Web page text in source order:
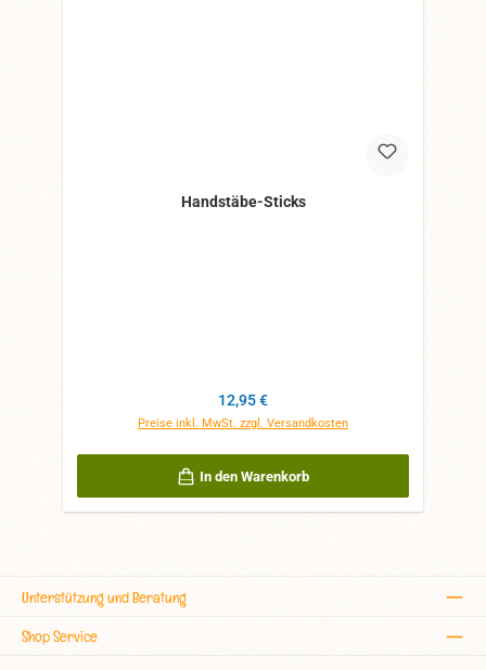
Handstäbe-Sticks
Regulärer Preis:
12,95 €
Preise inkl. MwSt. zzgl. Versandkosten
In den Warenkorb
Unterstützung und Beratung
Shop Service